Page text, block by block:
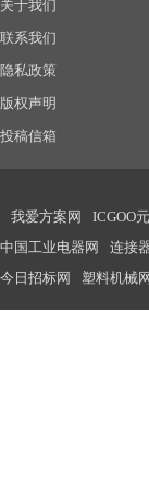
关于我们
联系我们
隐私政策
版权声明
投稿信箱
我爱方案网 ICGOO
中国工业电器网
连接
今日招标网
塑料机械网